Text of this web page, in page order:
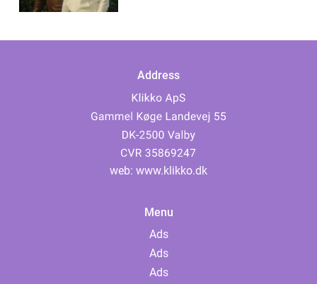
Address
web: www.klikko.dk
Menu
Ads
Ads
Ads